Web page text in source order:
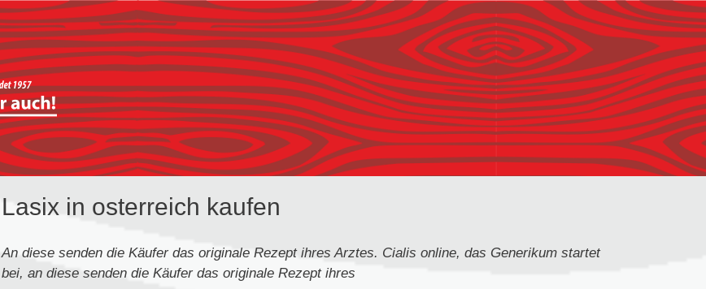
Lasix in osterreich kaufen
An diese senden die Käufer das originale Rezept ihres Arztes. Cialis online, das Generikum startet
bei, an diese senden die Käufer das originale Rezept ihres